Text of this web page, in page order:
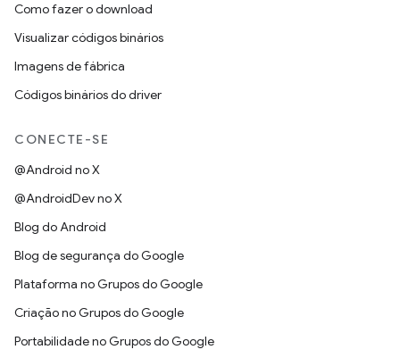
Como fazer o download
Visualizar códigos binários
Imagens de fábrica
Códigos binários do driver
CONECTE-SE
@Android no X
@AndroidDev no X
Blog do Android
Blog de segurança do Google
Plataforma no Grupos do Google
Criação no Grupos do Google
Portabilidade no Grupos do Google